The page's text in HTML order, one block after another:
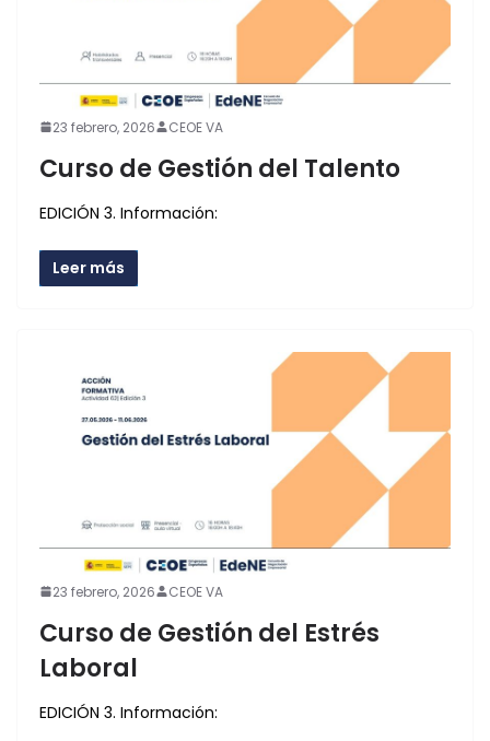
23 febrero, 2026 CEOE VA
Curso de Gestión del Talento
EDICIÓN 3. Información:
Leer más
23 febrero, 2026 CEOE VA
Curso de Gestión del Estrés
Laboral
EDICIÓN 3. Información: